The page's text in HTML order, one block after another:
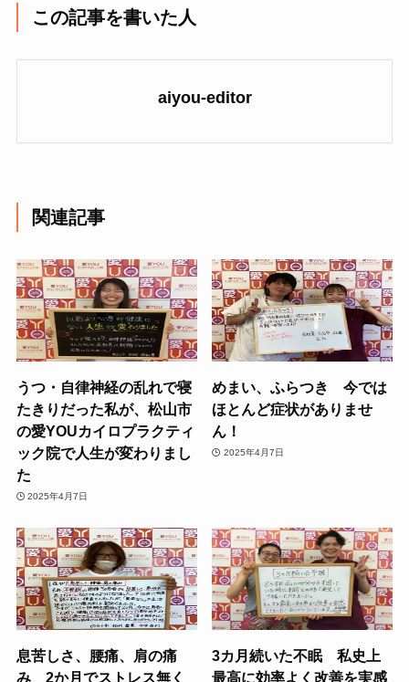
この記事を書いた人
aiyou-editor
関連記事
うつ・自律神経の乱れで寝
たきりだった私が、松山市
の愛YOUカイロプラクティ
ック院で人生が変わりまし
た
2025年4月7日
めまい、ふらつき 今では
ほとんど症状がありませ
ん！
2025年4月7日
息苦しさ、腰痛、肩の痛
み 2か月でストレス無く
3カ月続いた不眠 私史上
最高に効率よく改善を実感